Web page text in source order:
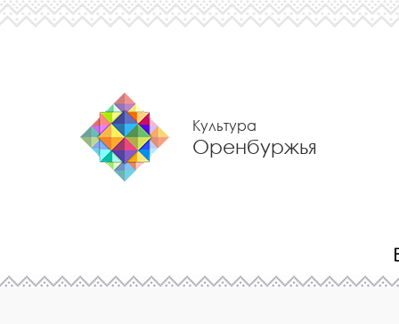
Культура
Оренбуржья